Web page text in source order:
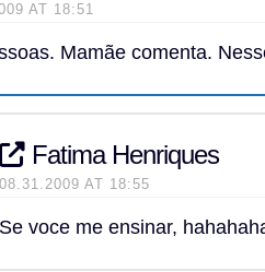
AT 18:51
Mamãe comenta.
Fatima Henriques
08.31.2009 AT 18:55
Se voce me ensinar,